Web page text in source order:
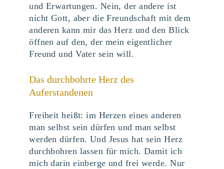
und Erwartungen. Nein, der andere ist
nicht Gott, aber die Freundschaft mit dem
anderen kann mir das Herz und den Blick
öffnen auf den, der mein eigentlicher
Freund und Vater sein will.
Das durchbohrte Herz des
Auferstandenen
Freiheit heißt: im Herzen eines anderen
man selbst sein dürfen und man selbst
werden dürfen. Und Jesus hat sein Herz
durchbohren lassen für mich. Damit ich
mich darin einberge und frei werde. Nur